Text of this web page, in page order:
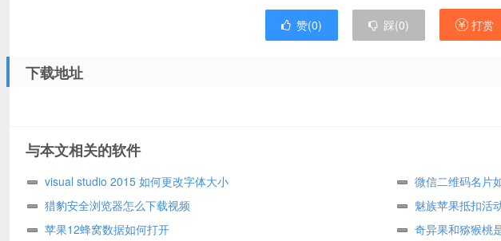
赞(0) 踩(0) 打赏
下载地址
与本文相关的软件
visual studio 2015 如何更改字体大小
微信二维码名片
猎豹安全浏览器怎么下载视频
魅族苹果抵扣活
苹果12蜂窝数据如何打开
奇异果和猕猴桃